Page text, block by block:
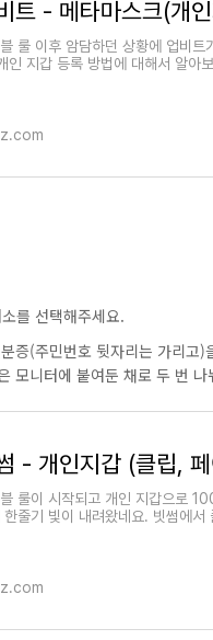
룰 이후 암담하던 상황에 업비트
인 지갑 등록 방법에 대해서 알아
를 선택해주세요.
증(주민번호 뒷자리는 가리고
모니터에 붙여둔 채로 두 번
룰이 시작되고 개인 지갑으로
한줄기 빛이 내려왔네요. 빗썸에서